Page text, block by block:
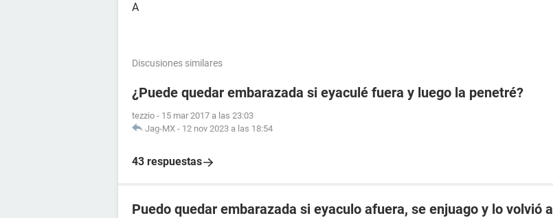
A
Discusiones similares
¿Puede quedar embarazada si eyaculé fuera y luego la penetré?
tezzio - 15 mar 2017 a las 23:03
Jag-MX - 12 nov 2023 a las 18:54
43 respuestas
Puedo quedar embarazada si eyaculo afuera, se enjuago y lo volvió a